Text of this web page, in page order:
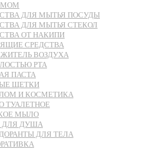
ДЛЯ МЫТЬЯ ПОСУДЫ
ДЛЯ МЫТЬЯ СТЕКОЛ
ОТ НАКИПИ
СРЕДСТВА
ВОЗДУХА
РТА
ПАСТА
ЩЕТКИ
И КОСМЕТИКА
ТУАЛЕТНОЕ
МЫЛО
ДЛЯ ДУША
ДЛЯ ТЕЛА